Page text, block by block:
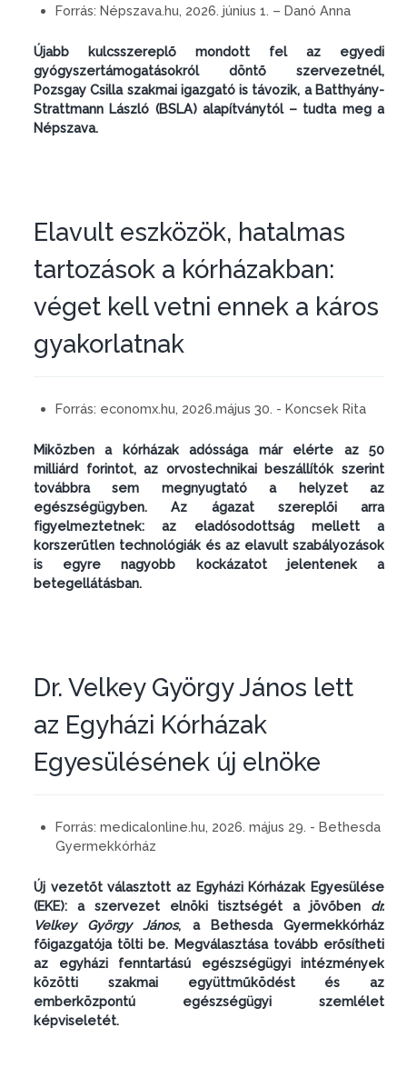
Forrás: Népszava.hu, 2026. június 1. – Danó Anna
Újabb kulcsszereplő mondott fel az egyedi
gyógyszertámogatásokról döntő szervezetnél,
Pozsgay Csilla szakmai igazgató is távozik, a Batthyány-
Strattmann László (BSLA) alapítványtól – tudta meg a
Népszava.
Elavult eszközök, hatalmas
tartozások a kórházakban:
véget kell vetni ennek a káros
gyakorlatnak
Forrás: economx.hu, 2026.május 30. - Koncsek Rita
Miközben a kórházak adóssága már elérte az 50
milliárd forintot, az orvostechnikai beszállítók szerint
továbbra sem megnyugtató a helyzet az
egészségügyben. Az ágazat szereplői arra
figyelmeztetnek: az eladósodottság mellett a
korszerűtlen technológiák és az elavult szabályozások
is egyre nagyobb kockázatot jelentenek a
betegellátásban.
Dr. Velkey György János lett
az Egyházi Kórházak
Egyesülésének új elnöke
Forrás: medicalonline.hu, 2026. május 29. - Bethesda
Gyermekkórház
Új vezetőt választott az Egyházi Kórházak Egyesülése
(EKE): a szervezet elnöki tisztségét a jövőben dr.
Velkey György János, a Bethesda Gyermekkórház
főigazgatója tölti be. Megválasztása tovább erősítheti
az egyházi fenntartású egészségügyi intézmények
közötti szakmai együttműködést és az
emberközpontú egészségügyi szemlélet
képviseletét.